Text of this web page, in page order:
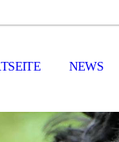
NEWS